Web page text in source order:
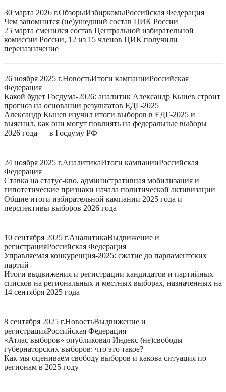
30 марта 2026 г.ОбзорыИзбиркомыРоссийская Федерация
Чем запомнится (не)ушедший состав ЦИК России
25 марта сменился состав Центральной избирательной
комиссии России, 12 из 15 членов ЦИК получили
переназначение
26 ноября 2025 г.НовостьИтоги кампанииРоссийская
Федерация
Какой будет Госдума-2026: аналитик Александр Кынев строит
прогноз на основании результатов ЕДГ-2025
Александр Кынев изучил итоги выборов в ЕДГ-2025 и
выяснил, как они могут повлиять на федеральные выборы
2026 года — в Госдуму РФ
24 ноября 2025 г.АналитикаИтоги кампанииРоссийская
Федерация
Ставка на статус-кво, административная мобилизация и
гипотетические признаки начала политической активизации
Общие итоги избирательной кампании 2025 года и
перспективы выборов 2026 года
10 сентября 2025 г.АналитикаВыдвижение и
регистрацияРоссийская Федерация
Управляемая конкуренция-2025: сжатие до парламентских
партий
Итоги выдвижения и регистрации кандидатов и партийных
списков на региональных и местных выборах, назначенных на
14 сентября 2025 года
8 сентября 2025 г.НовостьВыдвижение и
регистрацияРоссийская Федерация
«Атлас выборов» опубликовал Индекс (не)свободы
губернаторских выборов: что это такое?
Как мы оцениваем свободу выборов и какова ситуация по
регионам в 2025 году